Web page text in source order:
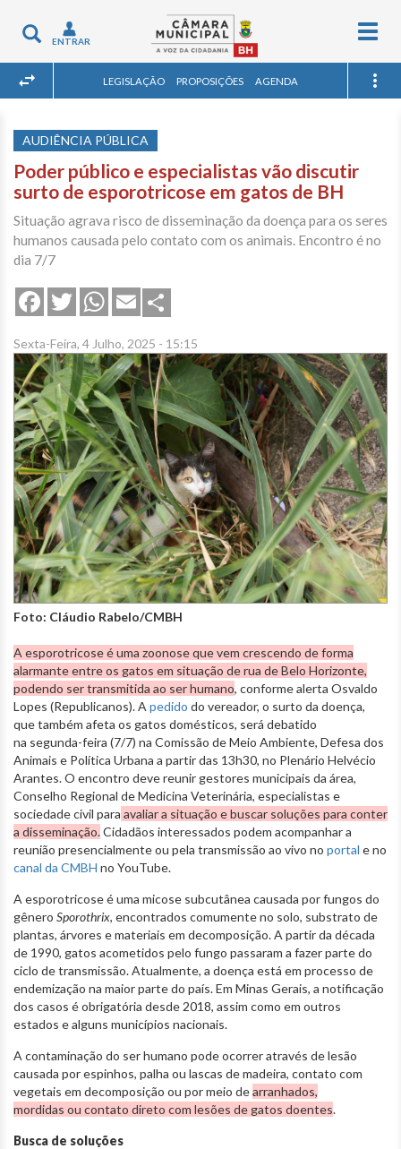
Toggle
navigation
ENTRAR
LEGISLAÇÃO PROPOSIÇÕES AGENDA
AUDIÊNCIA PÚBLICA
Poder público e especialistas vão discutir
surto de esporotricose em gatos de BH
Situação agrava risco de disseminação da doença para os seres
humanos causada pelo contato com os animais. Encontro é no
dia 7/7
FacebookTwitterWhatsApp
Email
Sexta-Feira, 4 Julho, 2025 - 15:15
Foto: Cláudio Rabelo/CMBH
A esporotricose é uma zoonose que vem crescendo de forma
alarmante entre os gatos em situação de rua de Belo Horizonte,
podendo ser transmitida ao ser humano, conforme alerta Osvaldo
Lopes (Republicanos). A pedido do vereador, o surto da doença,
que também afeta os gatos domésticos, será debatido
na segunda-feira (7/7) na Comissão de Meio Ambiente, Defesa dos
Animais e Política Urbana a partir das 13h30, no Plenário Helvécio
Arantes. O encontro deve reunir gestores municipais da área,
Conselho Regional de Medicina Veterinária, especialistas e
sociedade civil para avaliar a situação e buscar soluções para conter
a disseminação.Cidadãos interessados podem acompanhar a
reunião presencialmente ou pela transmissão ao vivo no portal e no
canal da CMBH no YouTube.
A esporotricose é uma micose subcutânea causada por fungos do
gênero Sporothrix, encontrados comumente no solo, substrato de
plantas, árvores e materiais em decomposição. A partir da década
de 1990, gatos acometidos pelo fungo passaram a fazer parte do
ciclo de transmissão. Atualmente, a doença está em processo de
endemização na maior parte do país. Em Minas Gerais, a notificação
dos casos é obrigatória desde 2018, assim como em outros
estados e alguns municípios nacionais.
A contaminação do ser humano pode ocorrer através de lesão
causada por espinhos, palha ou lascas de madeira, contato com
vegetais em decomposição ou por meio dearranhados,
mordidas ou contato direto com lesões de gatos doentes.
Busca de soluções